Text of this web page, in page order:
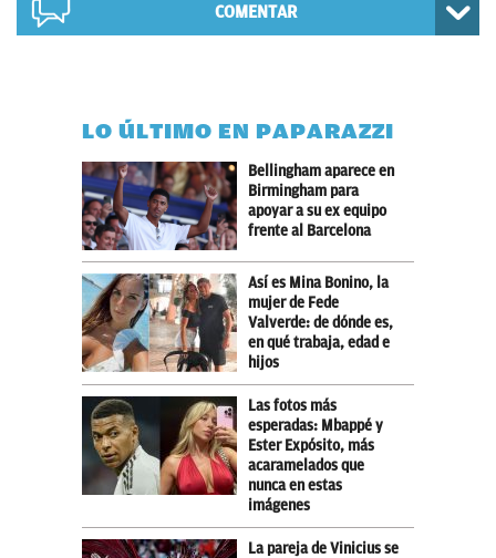
COMENTAR
LO ÚLTIMO EN PAPARAZZI
Bellingham aparece en
Birmingham para
apoyar a su ex equipo
frente al Barcelona
Así es Mina Bonino, la
mujer de Fede
Valverde: de dónde es,
en qué trabaja, edad e
hijos
Las fotos más
esperadas: Mbappé y
Ester Expósito, más
acaramelados que
nunca en estas
imágenes
La pareja de Vinicius se